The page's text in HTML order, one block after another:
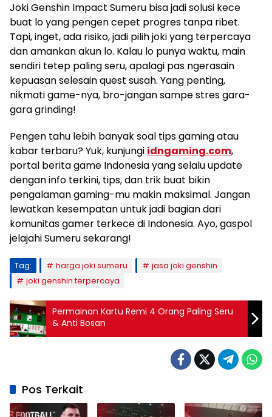
Joki Genshin Impact Sumeru bisa jadi solusi kece
buat lo yang pengen cepet progres tanpa ribet.
Tapi, inget, ada risiko, jadi pilih joki yang terpercaya
dan amankan akun lo. Kalau lo punya waktu, main
sendiri tetep paling seru, apalagi pas ngerasain
kepuasan selesain quest susah. Yang penting,
nikmati game-nya, bro-jangan sampe stres gara-
gara grinding!
Pengen tahu lebih banyak soal tips gaming atau
kabar terbaru? Yuk, kunjungi idngaming.com,
portal berita game Indonesia yang selalu update
dengan info terkini, tips, dan trik buat bikin
pengalaman gaming-mu makin maksimal. Jangan
lewatkan kesempatan untuk jadi bagian dari
komunitas gamer terkece di Indonesia. Ayo, gaspol
jelajahi Sumeru sekarang!
Tag: harga joki sumeru
jasa joki genshin
joki genshin terpercaya
Permainan Kartu Remi 4 Orang Paling Seru
& Anti Bosan
Pos Terkait